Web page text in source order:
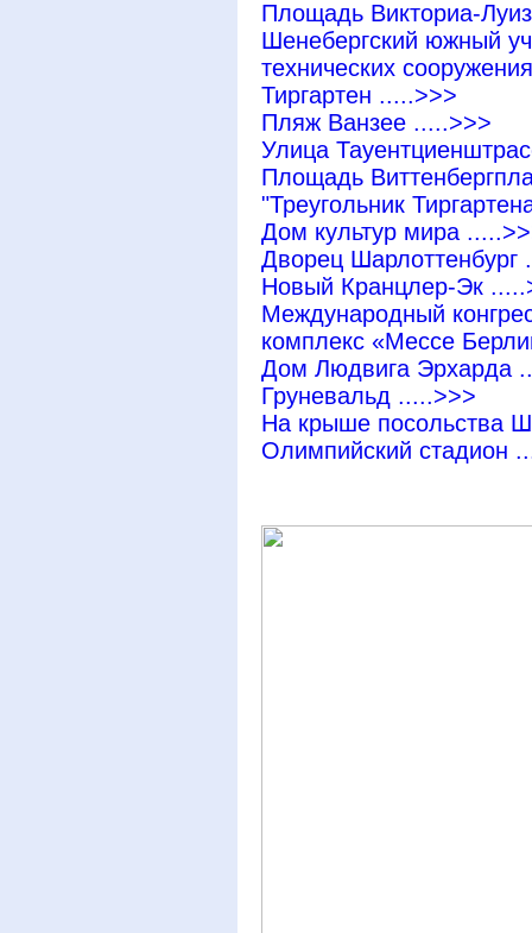
Площадь Викториа-
Шенебергский южный
технических
Тиргартен .....>>>
Пляж Ванзее .....>>>
Улица
Площадь
"Треугольник
Дом культур мира
Дворец Шарлоттенбург
Новый Кранцлер-Эк
Международный
комплекс «Мессе
Дом Людвига Эрхарда
Груневальд .....>>>
На крыше посольства
Олимпийский стадион